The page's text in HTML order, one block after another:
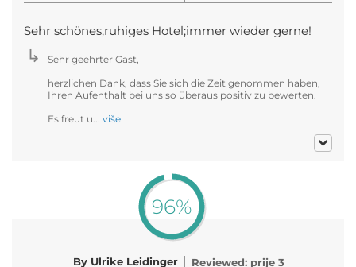
Sehr schönes,ruhiges Hotel;immer wieder gerne!
Sehr geehrter Gast,
herzlichen Dank, dass Sie sich die Zeit genommen haben,
Ihren Aufenthalt bei uns so überaus positiv zu bewerten.
Es freut u... više
96%
By Ulrike Leidinger
Reviewed: prije 3